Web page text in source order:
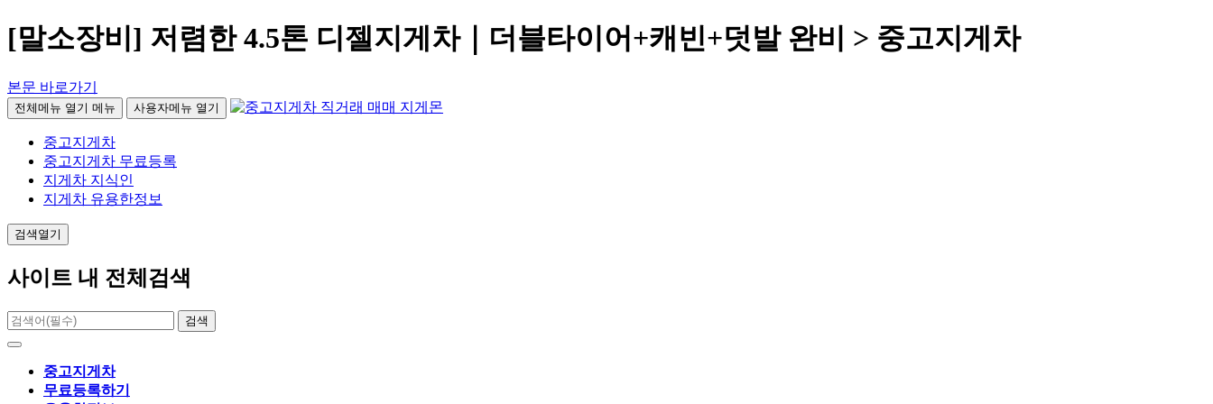
[말소장비] 저렴한 4.5톤 디젤지게차｜더블타이어+캐빈+덧발 완비 > 중고지게차
본문 바로가기
전체메뉴 열기 메뉴 사용자메뉴 열기
중고지게차
중고지게차 무료등록
지게차 지식인
지게차 유용한정보
검색열기
사이트 내 전체검색
검색
중고지게차
무료등록하기